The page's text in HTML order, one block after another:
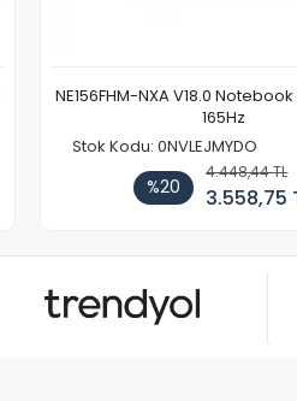
NE156FHM-NXA V18.0
165Hz
Stok Kodu: 0NVLEJMYDO
%20
4.448,44 TL
3.558,75